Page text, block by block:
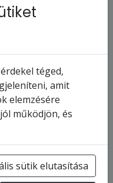
ig
téged,
amit
elemzésére
működjön, és
sütik elutasítása